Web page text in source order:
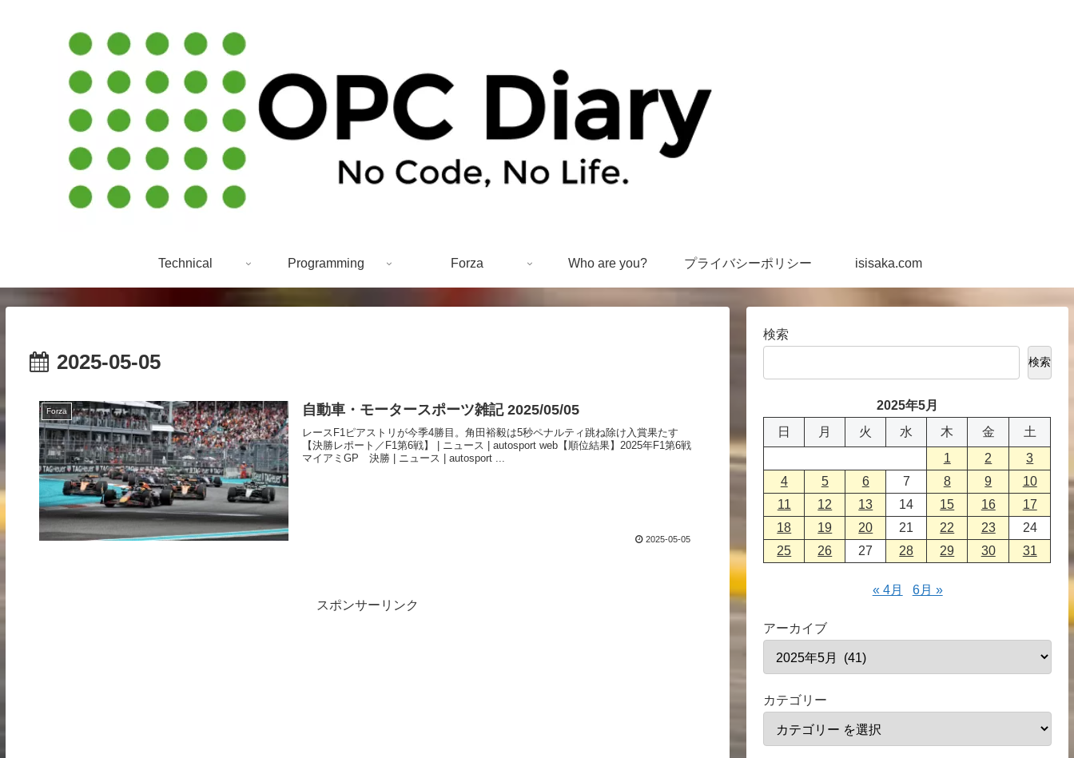
Technical Programming Forza Who are you? プライバシーポリシー isisaka.com
2025-05-05
Forza 自動車・モータースポーツ雑記 2025/05/05
レースF1ピアストリが今季4勝目。角田裕毅は5秒ペナルティ跳ね除け入賞果たす
【決勝レポート／F1第6戦】 | ニュース | autosport web【順位結果】2025年F1第6戦
マイアミGP 決勝 | ニュース | autosport ...
2025-05-05
スポンサーリンク
検索
検索
2025年5月
日
月 火 水 木 金
土
1
2
3
4
5 6 7 8 9
10
11
12 13 14 15 16
17
18
19 20 21 22 23
24
25
26 27 28 29 30 31
« 4月 6月 »
アーカイブ
カテゴリー